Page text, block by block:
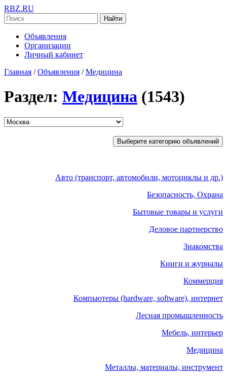
RBZ.RU
Найти
Объявления
Организации
Личный кабинет
Главная / Объявления / Медицина
Раздел: Медицина (1543)
Выберите категорию объявлений
Авто (транспорт, автомобили, мотоциклы и др.)
Безопасность, Охрана
Бытовые товары и услуги
Деловое партнерство
Знакомства
Книги и журналы
Коммерция
Компьютеры (hardware, software), интернет
Лесная промышленность
Мебель, интерьер
Медицина
Металлы, материалы, инструмент